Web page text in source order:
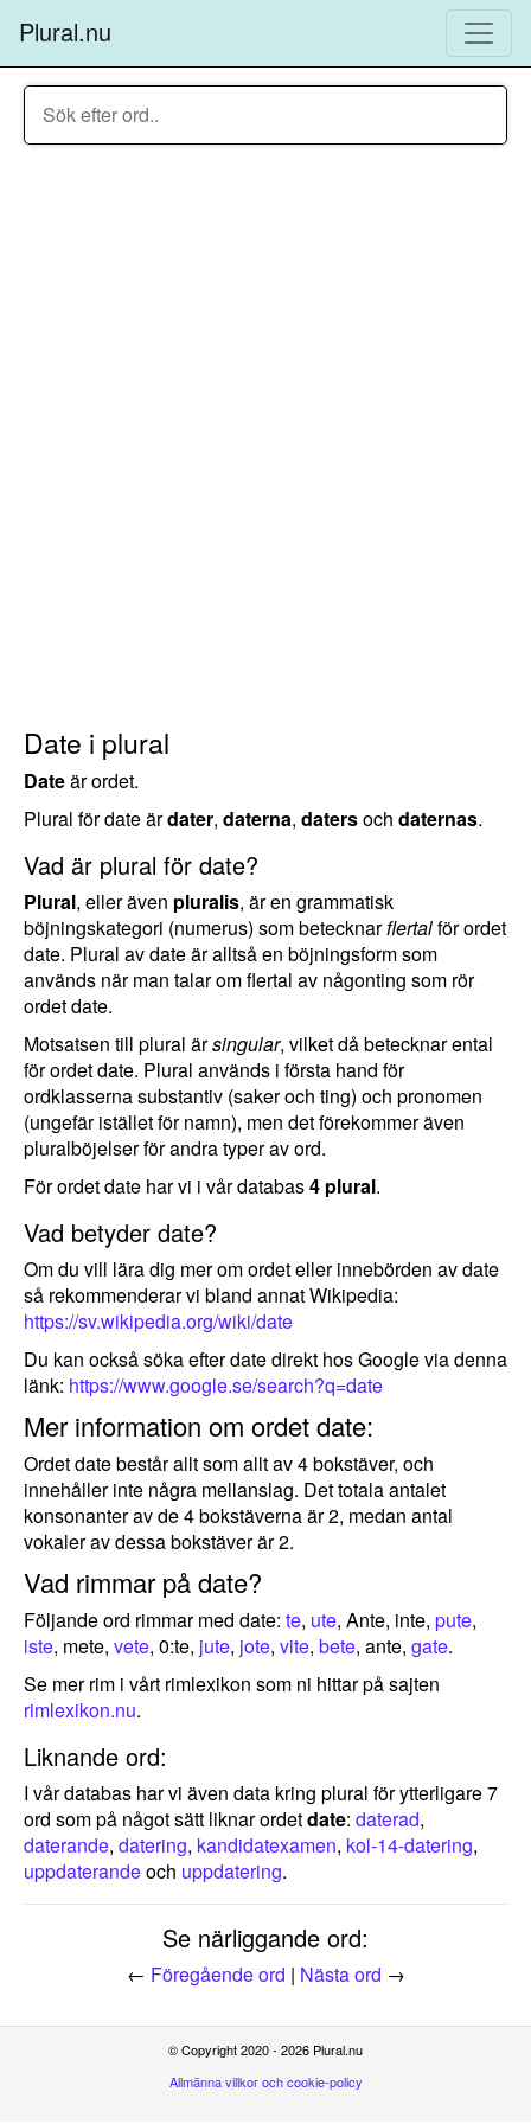
Plural.nu
Date i plural
Dateär ordet.
Plural för date ärdater, daterna, datersoch daternas.
Vad är plural för date?
Plural, eller även pluralis, är en grammatisk
böjningskategori (numerus) som betecknarflertalför ordet
date. Plural av date är alltså en böjningsform som
används när man talar om flertal av någonting som rör
ordet date.
Motsatsen till plural ärsingular, vilket då betecknar ental
för ordet date. Plural används i första hand för
ordklasserna substantiv (saker och ting) och pronomen
(ungefär istället för namn), men det förekommer även
pluralböjelser för andra typer av ord.
För ordet date har vi i vår databas4 plural.
Vad betyder date?
Om du vill lära dig mer om ordet eller innebörden av date
så rekommenderar vi bland annat Wikipedia:
https://sv.wikipedia.org/wiki/date
Du kan också söka efter date direkt hos Google via denna
länk: https://www.google.se/search?q=date
Mer information om ordet date:
Ordet date består allt som allt av 4 bokstäver, och
innehåller inte några mellanslag. Det totala antalet
konsonanter av de 4 bokstäverna är 2, medan antal
vokaler av dessa bokstäver är 2.
Vad rimmar på date?
Följande ord rimmar med date: te, ute, Ante, inte, pute,
iste, mete, vete, 0:te, jute, jote, vite, bete, ante, gate.
Se mer rim i vårt rimlexikon som ni hittar på sajten
rimlexikon.nu.
Liknande ord:
I vår databas har vi även data kring plural för ytterligare 7
ord som på något sätt liknar ordetdate: daterad,
daterande, datering, kandidatexamen, kol-14-datering,
uppdaterandeoch uppdatering.
Se närliggande ord:
← Föregående ord | Nästa ord →
© Copyright 2020 - 2026 Plural.nu
Allmänna villkor och cookie-policy